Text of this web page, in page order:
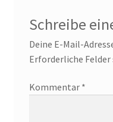
Schreibe
Deine E-Mail-
Erforderliche
Kommentar *